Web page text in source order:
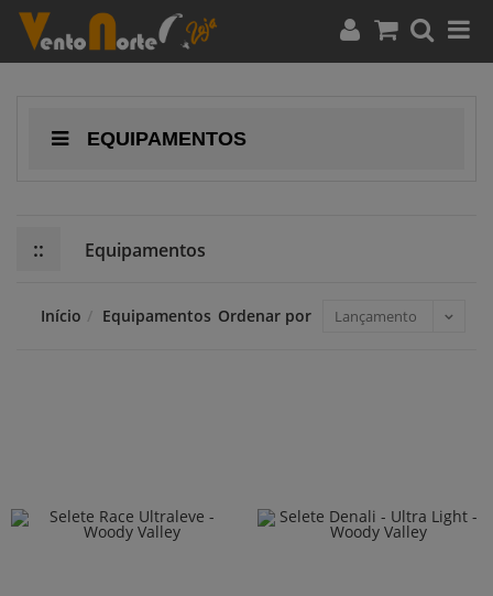
EQUIPAMENTOS
:: Equipamentos
Início Equipamentos Ordenar por